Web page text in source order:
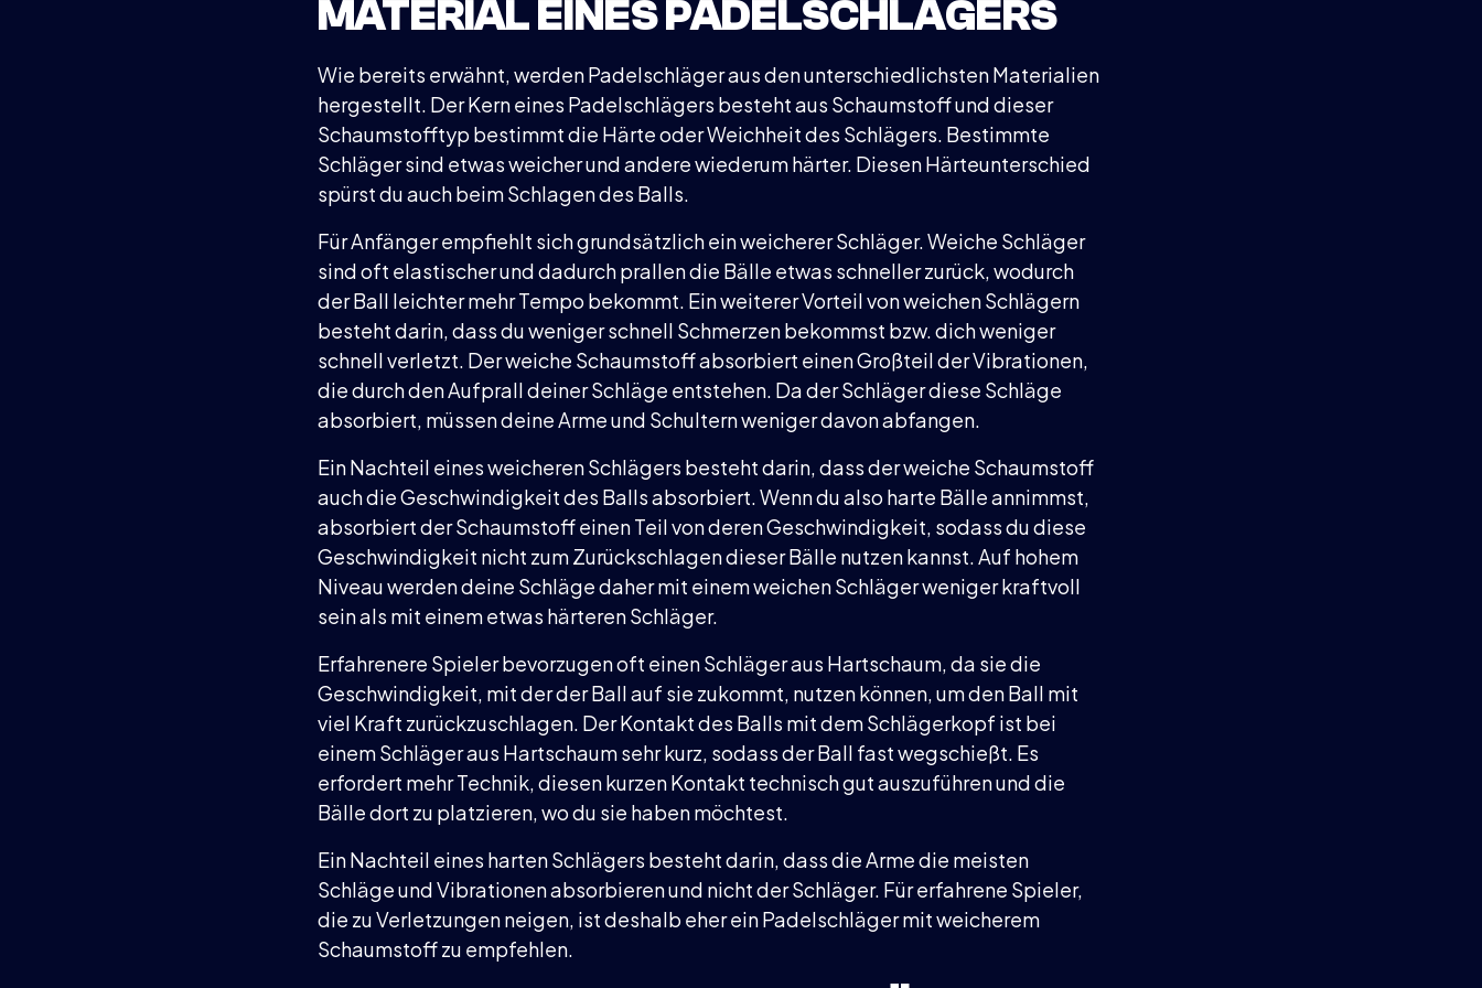
MATERIAL EINES PADELSCHLÄGERS
Wie bereits erwähnt, werden Padelschläger aus den unterschiedlichsten Materialien
hergestellt. Der Kern eines Padelschlägers besteht aus Schaumstoff und dieser
Schaumstofftyp bestimmt die Härte oder Weichheit des Schlägers. Bestimmte
Schläger sind etwas weicher und andere wiederum härter. Diesen Härteunterschied
spürst du auch beim Schlagen des Balls.
Für Anfänger empfiehlt sich grundsätzlich ein weicherer Schläger. Weiche Schläger
sind oft elastischer und dadurch prallen die Bälle etwas schneller zurück, wodurch
der Ball leichter mehr Tempo bekommt. Ein weiterer Vorteil von weichen Schlägern
besteht darin, dass du weniger schnell Schmerzen bekommst bzw. dich weniger
schnell verletzt. Der weiche Schaumstoff absorbiert einen Großteil der Vibrationen,
die durch den Aufprall deiner Schläge entstehen. Da der Schläger diese Schläge
absorbiert, müssen deine Arme und Schultern weniger davon abfangen.
Ein Nachteil eines weicheren Schlägers besteht darin, dass der weiche Schaumstoff
auch die Geschwindigkeit des Balls absorbiert. Wenn du also harte Bälle annimmst,
absorbiert der Schaumstoff einen Teil von deren Geschwindigkeit, sodass du diese
Geschwindigkeit nicht zum Zurückschlagen dieser Bälle nutzen kannst. Auf hohem
Niveau werden deine Schläge daher mit einem weichen Schläger weniger kraftvoll
sein als mit einem etwas härteren Schläger.
Erfahrenere Spieler bevorzugen oft einen Schläger aus Hartschaum, da sie die
Geschwindigkeit, mit der der Ball auf sie zukommt, nutzen können, um den Ball mit
viel Kraft zurückzuschlagen. Der Kontakt des Balls mit dem Schlägerkopf ist bei
einem Schläger aus Hartschaum sehr kurz, sodass der Ball fast wegschießt. Es
erfordert mehr Technik, diesen kurzen Kontakt technisch gut auszuführen und die
Bälle dort zu platzieren, wo du sie haben möchtest.
Ein Nachteil eines harten Schlägers besteht darin, dass die Arme die meisten
Schläge und Vibrationen absorbieren und nicht der Schläger. Für erfahrene Spieler,
die zu Verletzungen neigen, ist deshalb eher ein Padelschläger mit weicherem
Schaumstoff zu empfehlen.